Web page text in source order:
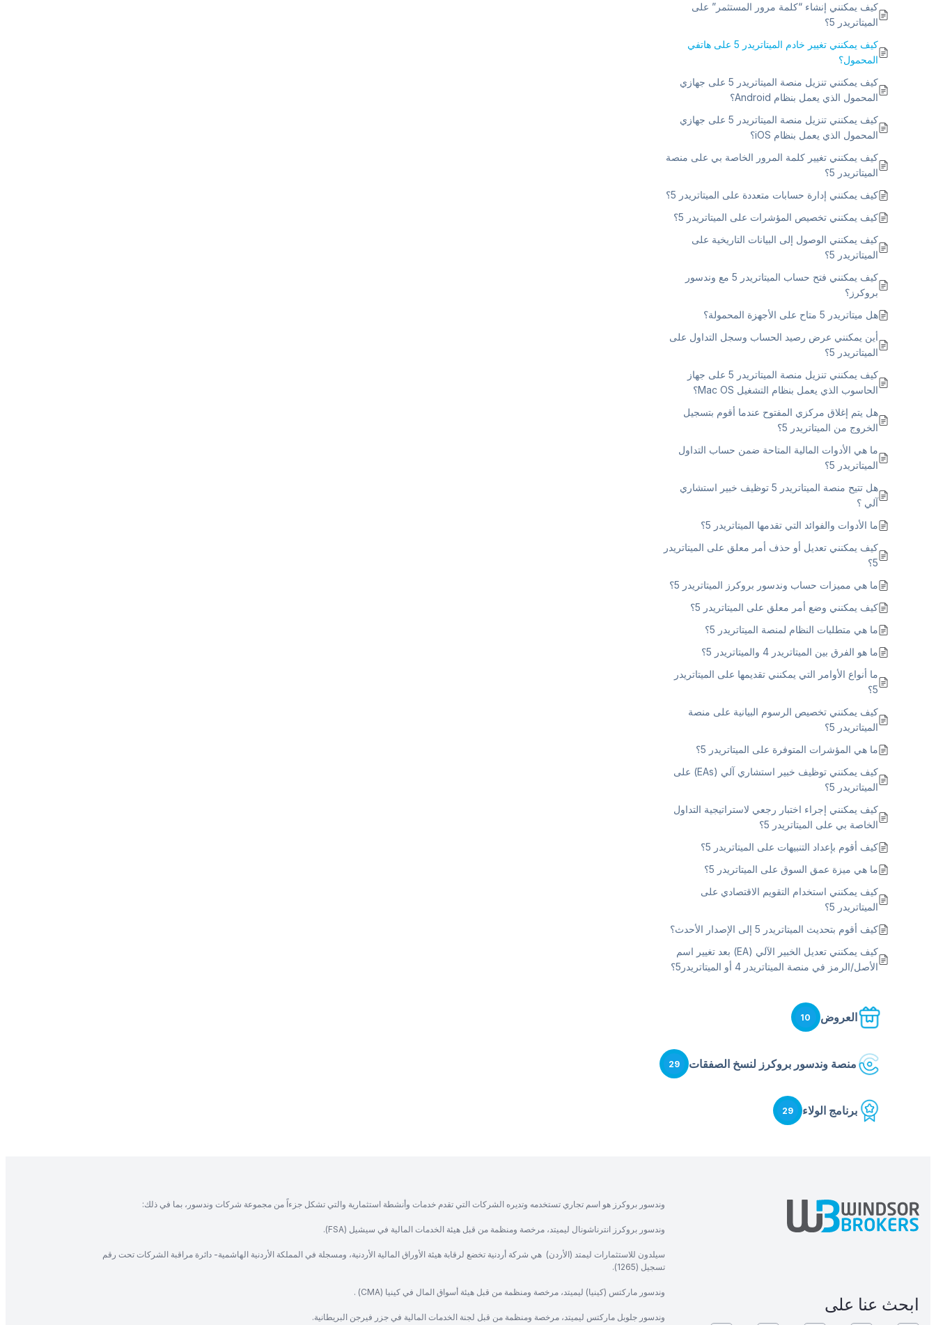
كيف يمكنني إنشاء “كلمة مرور المستثمر” على
الميتاتريدر 5؟
كيف يمكنني تغيير خادم الميتاتريدر 5 على هاتفي
المحمول؟
كيف يمكنني تنزيل منصة الميتاتريدر 5 على جهازي
المحمول الذي يعمل بنظام Android؟
كيف يمكنني تنزيل منصة الميتاتريدر 5 على جهازي
المحمول الذي يعمل بنظام iOS؟
كيف يمكنني تغيير كلمة المرور الخاصة بي على منصة
الميتاتريدر 5؟
كيف يمكنني إدارة حسابات متعددة على الميتاتريدر 5؟
كيف يمكنني تخصيص المؤشرات على الميتاتريدر 5؟
كيف يمكنني الوصول إلى البيانات التاريخية على
الميتاتريدر 5؟
كيف يمكنني فتح حساب الميتاتريدر 5 مع وندسور
بروكرز؟
هل ميتاتريدر 5 متاح على الأجهزة المحمولة؟
أين يمكنني عرض رصيد الحساب وسجل التداول على
الميتاتريدر 5؟
كيف يمكنني تنزيل منصة الميتاتريدر 5 على جهاز
الحاسوب الذي يعمل بنظام التشغيل Mac OS؟
هل يتم إغلاق مركزي المفتوح عندما أقوم بتسجيل
الخروج من الميتاتريدر 5؟
ما هي الأدوات المالية المتاحة ضمن حساب التداول
الميتاتريدر 5؟
هل تتيح منصة الميتاتريدر 5 توظيف خبير استشاري
آلي ؟
ما الأدوات والفوائد التي تقدمها الميتاتريدر 5؟
كيف يمكنني تعديل أو حذف أمر معلق على الميتاتريدر
5؟
ما هي مميزات حساب وندسور بروكرز الميتاتريدر 5؟
كيف يمكنني وضع أمر معلق على الميتاتريدر 5؟
ما هي متطلبات النظام لمنصة الميتاتريدر 5؟
ما هو الفرق بين الميتاتريدر 4 والميتاتريدر 5؟
ما أنواع الأوامر التي يمكنني تقديمها على الميتاتريدر
5؟
كيف يمكنني تخصيص الرسوم البيانية على منصة
الميتاتريدر 5؟
ما هي المؤشرات المتوفرة على الميتاتريدر 5؟
كيف يمكنني توظيف خبير استشاري آلي (EAs) على
الميتاتريدر 5؟
كيف يمكنني إجراء اختبار رجعي لاستراتيجية التداول
الخاصة بي على الميتاتريدر 5؟
كيف أقوم بإعداد التنبيهات على الميتاتريدر 5؟
ما هي ميزة عمق السوق على الميتاتريدر 5؟
كيف يمكنني استخدام التقويم الاقتصادي على
الميتاتريدر 5؟
كيف أقوم بتحديث الميتاتريدر 5 إلى الإصدار الأحدث؟
كيف يمكنني تعديل الخبير الآلي (EA) بعد تغيير اسم
الأصل/الرمز في منصة الميتاتريدر 4 أو الميتاتريدر5؟
العروض 10
منصة وندسور بروكرز لنسخ الصفقات 29
برنامج الولاء 29
ابحث عنا على
وندسور بروكرز هو اسم تجاري تستخدمه وتديره الشركات التي تقدم خدمات وأنشطة استثمارية والتي تشكل جزءاً من مجموعة شركات وندسور، بما في ذلك:
وندسور بروكرز انترناشونال ليميتد، مرخصة ومنظمة من قبل هيئة الخدمات المالية في سيشيل (FSA).
سيلدون للاستثمارات ليمتد (الأردن) هي شركة أردنية تخضع لرقابة هيئة الأوراق المالية الأردنية، ومسجلة في المملكة الأردنية الهاشمية- دائرة مراقبة الشركات تحت رقم
تسجيل (1265).
وندسور ماركتس (كينيا) ليميتد، مرخصة ومنظمة من قبل هيئة أسواق المال في كينيا (CMA) .
وندسور جلوبل ماركتس ليميتد، مرخصة ومنظمة من قبل لجنة الخدمات المالية في جزر فيرجن البريطانية.